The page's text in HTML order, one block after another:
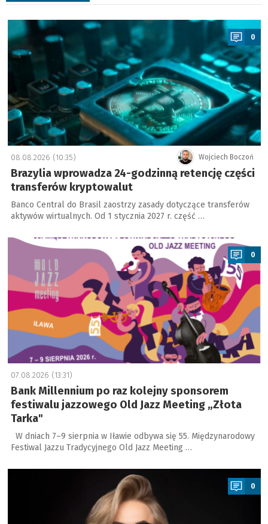
a
0
Wojciech Boczoń
08.08.2026 (10:35)
Brazylia wprowadza 24-godzinną retencję części
transferów kryptowalut
Banco Central do Brasil zaostrzy zasady dotyczące transferów
aktywów wirtualnych. Od 1 stycznia 2027 r. część …
a
0
07.08.2026 (13:31)
Bank Millennium po raz kolejny sponsorem
festiwalu jazzowego Old Jazz Meeting „Złota
Tarka"
W dniach 7–9 sierpnia w Iławie odbywa się 55. Międzynarodowy
Festiwal Jazzu Tradycyjnego Old Jazz Meeting …
a
0